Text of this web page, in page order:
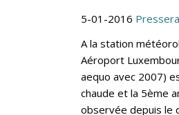
5-01-2016
A la station
Aéroport
aequo avec 2007)
chaude et la 5ème
observée depuis le